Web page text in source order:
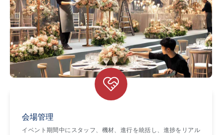
会場管理
イベント期間中にスタッフ、機材、進行を統括し、進捗をリアル